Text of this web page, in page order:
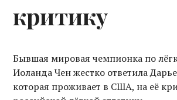
критику
Бывшая мировая чемпионка по
Иоланда Чен жестко ответила
которая проживает в США, на её